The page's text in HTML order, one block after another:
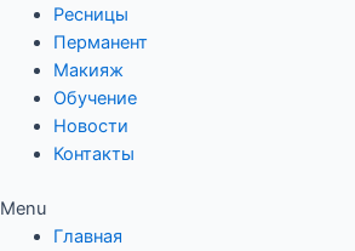
Ресницы
Перманент
Макияж
Обучение
Новости
Контакты
Menu
Главная